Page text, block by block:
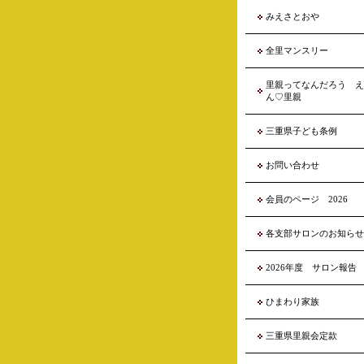
みえさとおや
全里マンスリー
里親ってなんだろう
ん♡里親
三重県子ども条例
お問い合わせ
会員のページ 2026
各支部サロンのお知らせ
2026年度 サロン報告
ひまわり家族
三重県里親会定款